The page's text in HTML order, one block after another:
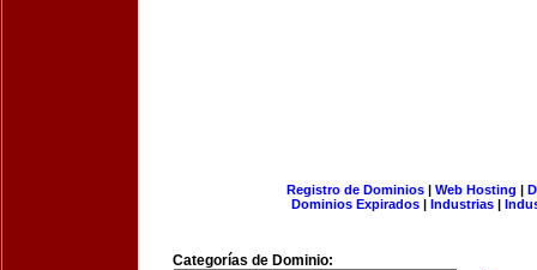
Registro de Dominios| Web Hosting |
Dominios Expirados | Industrias |
Categorías de Dominio: